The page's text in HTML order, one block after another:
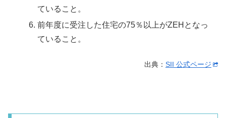
ていること。
前年度に受注した住宅の75％以上がZEHとなっ
ていること。
出典： SII 公式ページ